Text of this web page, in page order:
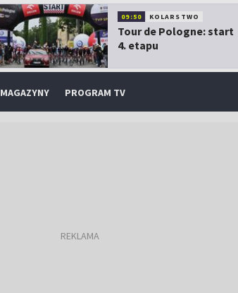
09:50 KOLARSTWO
Tour de Pologne: start
4. etapu
MAGAZYNY PROGRAM TV